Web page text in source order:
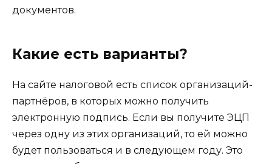
документов.
Какие есть варианты?
На сайте налоговой есть список организаций-
партнёров, в которых можно получить
электронную подпись. Если вы получите ЭЦП
через одну из этих организаций, то ей можно
будет пользоваться и в следующем году. Это